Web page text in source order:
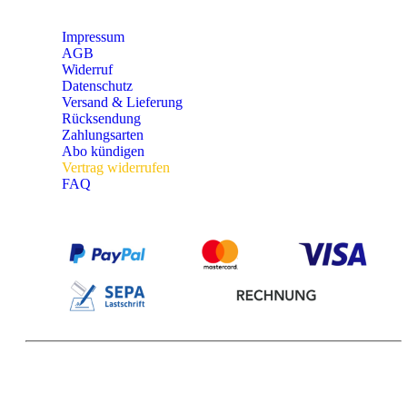
Impressum
AGB
Widerruf
Datenschutz
Versand & Lieferung
Rücksendung
Zahlungsarten
Abo kündigen
Vertrag widerrufen
FAQ